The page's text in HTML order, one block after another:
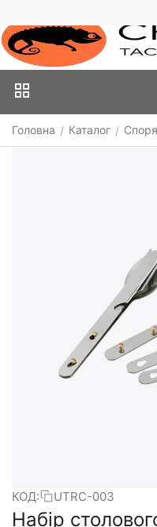
Головна / Каталог /
КОД: UTRC-003
Набір